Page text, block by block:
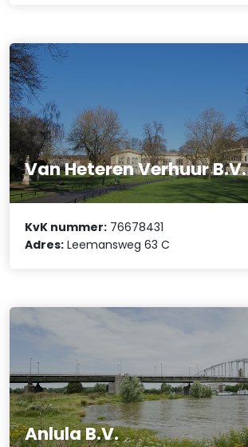
Van Heteren Verhuur B.V.
KvK nummer: 76678431
Adres: Leemansweg 63 C
Anlula B.V.